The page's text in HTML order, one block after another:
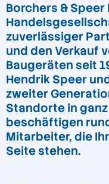
Borchers &
zuverlässiger
und den Verkauf
Baugeräten seit
Hendrik Speer
zweiter
Standorte in
beschäftigen
Mitarbeiter, die
Seite stehen.